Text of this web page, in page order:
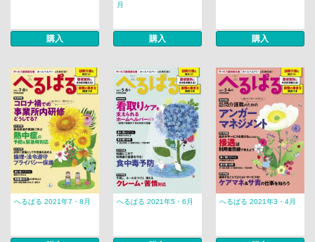
購入
月
購入 購入
へるぱる 2021年7・8月 へるぱる 2021年5・6月 へるぱる 2021年3・4月